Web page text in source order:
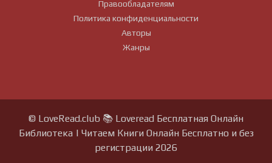
Правообладателям
Политика конфиденциальности
Авторы
Жанры
© LoveRead.club 📚 Loveread Бесплатная Онлайн
Библиотека | Читаем Книги Онлайн Бесплатно и без
регистрации 2026